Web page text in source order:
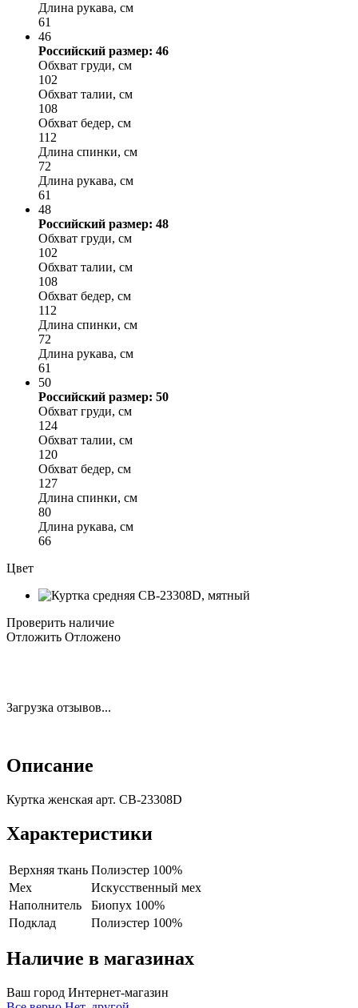
Длина рукава, см
61
46
Российский размер: 46
Обхват груди, см
102
Обхват талии, см
108
Обхват бедер, см
112
Длина спинки, см
72
Длина рукава, см
61
48
Российский размер: 48
Обхват груди, см
102
Обхват талии, см
108
Обхват бедер, см
112
Длина спинки, см
72
Длина рукава, см
61
50
Российский размер: 50
Обхват груди, см
124
Обхват талии, см
120
Обхват бедер, см
127
Длина спинки, см
80
Длина рукава, см
66
Цвет
Проверить наличие
Отложить Отложено
Загрузка отзывов...
Описание
Куртка женская арт. CB-23308D
Характеристики
Верхняя ткань Полиэстер 100%
Мех
Искусственный мех
Наполнитель
Биопух 100%
Подклад
Полиэстер 100%
Наличие в магазинах
Ваш город Интернет-магазин